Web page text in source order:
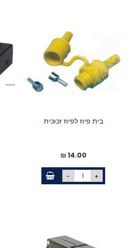
בית פיוז לפיוז זכוכית
14.00 ₪
- +